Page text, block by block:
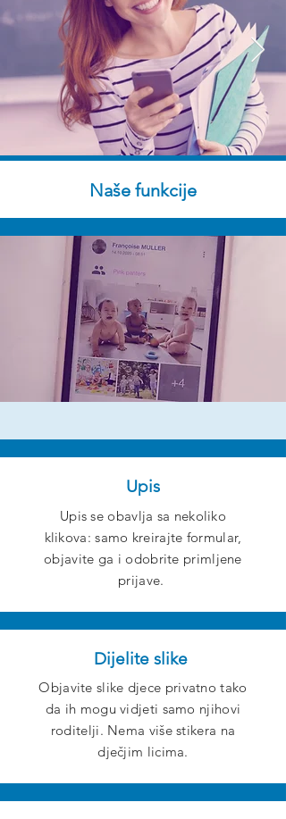
Naše funkcije
Upis
Upis se obavlja sa nekoliko
klikova: samo kreirajte formular,
objavite ga i odobrite primljene
prijave.
Dijelite slike
Objavite slike djece privatno tako
da ih mogu vidjeti samo njihovi
roditelji. Nema više stikera na
dječjim licima.